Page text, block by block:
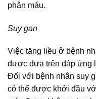
phân máu.
Suy gan
Việc tăng liều ở bệnh
được dựa trên đáp ứng
Đối với bệnh nhân suy
có thể được khởi đầu